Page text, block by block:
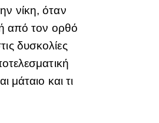
νίκη, όταν
από τον ορθό
δυσκολίες
και τι